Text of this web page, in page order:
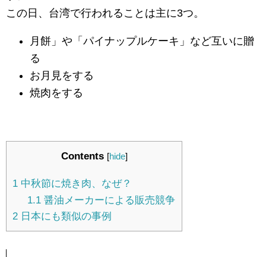
この日、台湾で行われることは主に3つ。
月餅」や「パイナップルケーキ」など互いに贈
る
お月見をする
焼肉をする
Contents [hide]
1 中秋節に焼き肉、なぜ？
1.1 醤油メーカーによる販売競争
2 日本にも類似の事例